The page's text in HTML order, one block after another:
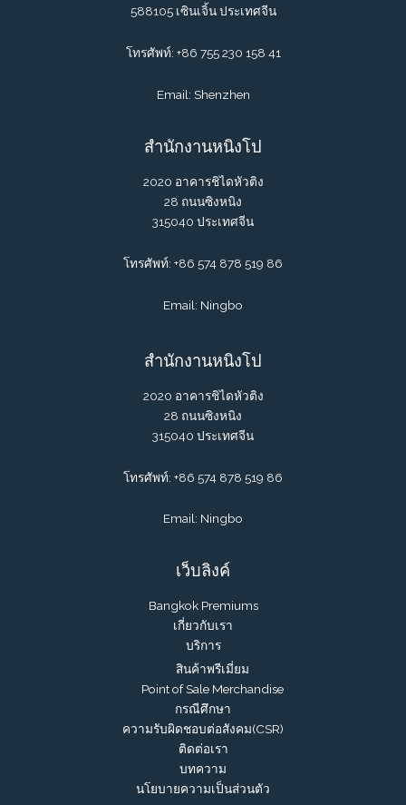
588105 เซินเจิ้น ประเทศจีน
โทรศัพท์: +86 755 230 158 41
Email: Shenzhen
สำนักงานหนิงโป
2020 อาคารชิไดหัวติง
28 ถนนซิงหนิง
315040 ประเทศจีน
โทรศัพท์: +86 574 878 519 86
Email: Ningbo
สำนักงานหนิงโป
2020 อาคารชิไดหัวติง
28 ถนนซิงหนิง
315040 ประเทศจีน
โทรศัพท์: +86 574 878 519 86
Email: Ningbo
เว็บลิงค์
Bangkok Premiums
เกี่ยวกับเรา
บริการ
สินค้าพรีเมี่ยม
Point of Sale Merchandise
กรณีศึกษา
ความรับผิดชอบต่อสังคม(CSR)
ติดต่อเรา
บทความ
นโยบายความเป็นส่วนตัว